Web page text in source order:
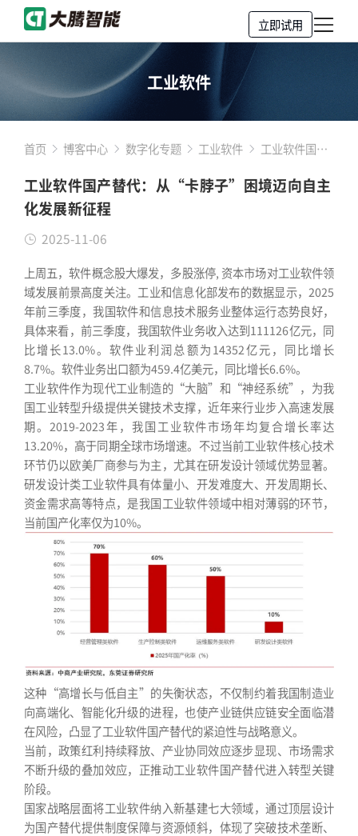
立即试用
工业软件
首页 博客中心 数字化专题 工业软件
工业软件国产
脖子”困境迈
工业软件国产替代：从“卡脖子”困境迈向自主
化发展新征程
2025-11-06
上周五，软件概念股大爆发，多股涨停, 资本市场对工业软件领
域发展前景高度关注。工业和信息化部发布的数据显示，2025
年前三季度，我国软件和信息技术服务业整体运行态势良好，
具体来看，前三季度，我国软件业务收入达到111126亿元，同
比增长13.0%。软件业利润总额为14352亿元，同比增长
8.7%。软件业务出口额为459.4亿美元，同比增长6.6%。
工业软件作为现代工业制造的“大脑”和“神经系统”，为我
国工业转型升级提供关键技术支撑，近年来行业步入高速发展
期。2019-2023年，我国工业软件市场年均复合增长率达
13.20%，高于同期全球市场增速。不过当前工业软件核心技术
环节仍以欧美厂商参与为主，尤其在研发设计领域优势显著。
研发设计类工业软件具有体量小、开发难度大、开发周期长、
资金需求高等特点，是我国工业软件领域中相对薄弱的环节，
当前国产化率仅为10%。
这种“高增长与低自主”的失衡状态，不仅制约着我国制造业
向高端化、智能化升级的进程，也使产业链供应链安全面临潜
在风险，凸显了工业软件国产替代的紧迫性与战略意义。
当前，政策红利持续释放、产业协同效应逐步显现、市场需求
不断升级的叠加效应，正推动工业软件国产替代进入转型关键
阶段。
国家战略层面将工业软件纳入新基建七大领域，通过顶层设计
为国产替代提供制度保障与资源倾斜，体现了突破技术垄断、